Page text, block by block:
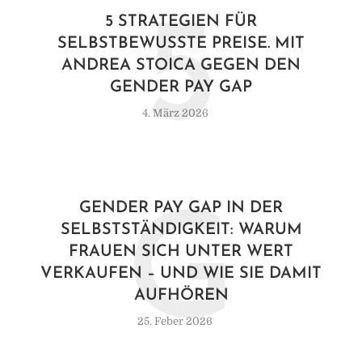
5 STRATEGIEN FÜR
SELBSTBEWUSSTE PREISE. MIT
ANDREA STOICA GEGEN DEN
GENDER PAY GAP
4. März 2026
5
GENDER PAY GAP IN DER
SELBSTSTÄNDIGKEIT: WARUM
FRAUEN SICH UNTER WERT
VERKAUFEN – UND WIE SIE DAMIT
AUFHÖREN
25. Feber 2026
G